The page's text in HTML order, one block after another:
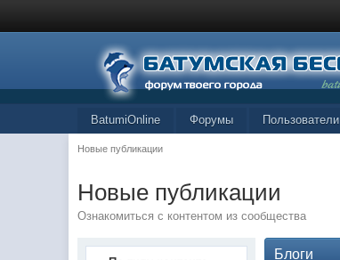
BatumiOnline Форумы Пользователи
Новые публикации
Новые публикации
Ознакомиться с контентом из сообщества
Блоги